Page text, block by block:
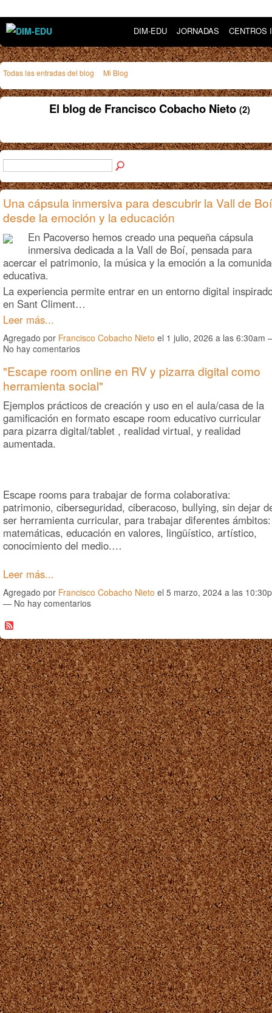
DIM-EDU JORNADAS CENTROS
Todas las entradas del blog Mi Blog
El blog de Francisco Cobacho Nieto (2)
Una cápsula inmersiva para descubrir la Vall de Boí
desde la emoción y la educación
En Pacoverso hemos creado una pequeña cápsula
inmersiva dedicada a la Vall de Boí, pensada para
acercar el patrimonio, la música y la emoción a la
educativa.
La experiencia permite entrar en un entorno digital
en Sant Climent…
Leer más...
Agregado por Francisco Cobacho Nieto el 1 julio, 2026 a las 6:30am
No hay comentarios
"Escape room online en RV y pizarra digital como
herramienta social"
Ejemplos prácticos de creación y uso en el aula/casa de la
gamificación en formato escape room educativo curricular
para pizarra digital/tablet , realidad virtual, y realidad
aumentada.
Escape rooms para trabajar de forma colaborativa:
patrimonio, ciberseguridad, ciberacoso, bullying, sin dejar
ser herramienta curricular, para trabajar diferentes ámbitos:
matemáticas, educación en valores, lingüístico, artístico,
conocimiento del medio.…
Leer más...
Agregado por Francisco Cobacho Nieto el 5 marzo, 2024 a las
— No hay comentarios